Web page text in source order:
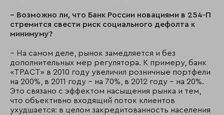
– Возможно ли, что Банк России новациями в 254-П
стремится свести риск социального дефолта к
минимуму?
– На самом деле, рынок замедляется и без
дополнительных мер регулятора. К примеру, банк
«ТРАСТ» в 2010 году увеличил розничные портфели
на 200%, в 2011 году – на 70%, в 2012 году – на 20%.
Это связано с эффектом насыщения рынка и тем,
что объективно входящий поток клиентов
ухудшается: в целом закредитованность населения